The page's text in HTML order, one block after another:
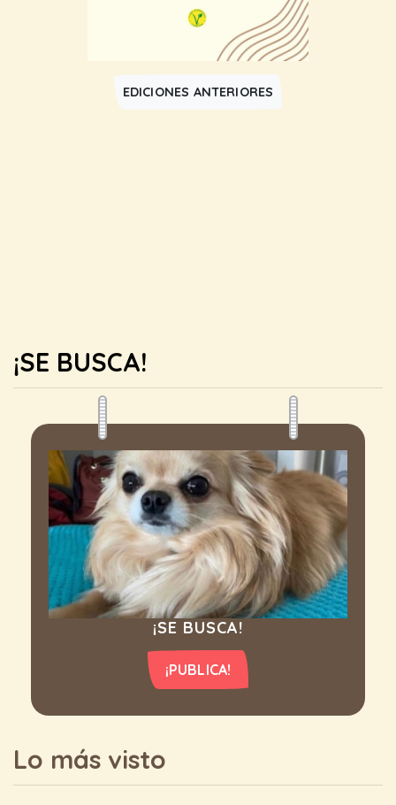
EDICIONES ANTERIORES
¡SE BUSCA!
¡SE BUSCA!
¡PUBLICA!
Lo más visto